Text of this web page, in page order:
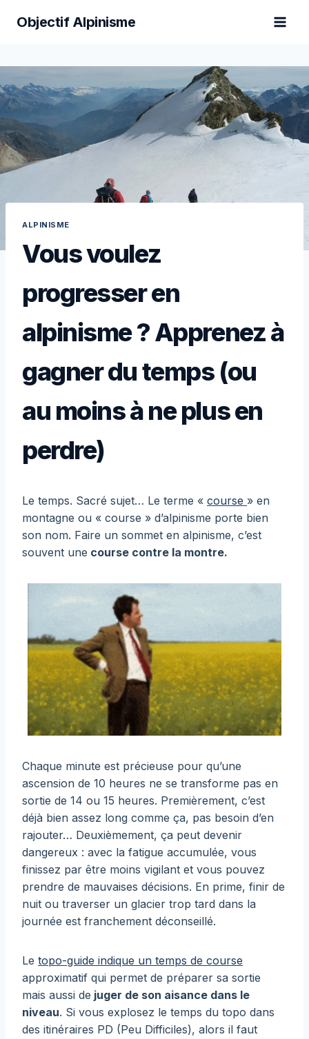
Objectif Alpinisme
ALPINISME
Vous voulez
progresser en
alpinisme ? Apprenez à
gagner du temps (ou
au moins à ne plus en
perdre)
Le temps. Sacré sujet… Le terme « course » en
montagne ou « course » d’alpinisme porte bien
son nom. Faire un sommet en alpinisme, c’est
souvent une course contre la montre.
Chaque minute est précieuse pour qu’une
ascension de 10 heures ne se transforme pas en
sortie de 14 ou 15 heures. Premièrement, c’est
déjà bien assez long comme ça, pas besoin d’en
rajouter… Deuxièmement, ça peut devenir
dangereux : avec la fatigue accumulée, vous
finissez par être moins vigilant et vous pouvez
prendre de mauvaises décisions. En prime, finir de
nuit ou traverser un glacier trop tard dans la
journée est franchement déconseillé.
Le topo-guide indique un temps de course
approximatif qui permet de préparer sa sortie
mais aussi de juger de son aisance dans le
niveau. Si vous explosez le temps du topo dans
des itinéraires PD (Peu Difficiles), alors il faut